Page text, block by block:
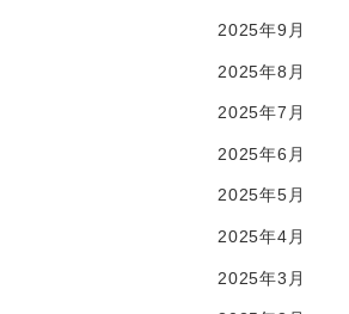
2025年9月
2025年8月
2025年7月
2025年6月
2025年5月
2025年4月
2025年3月